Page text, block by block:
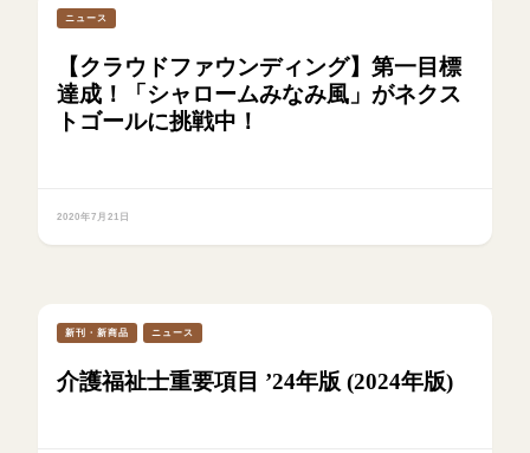
ニュース
【クラウドファウンディング】第一目標
達成！「シャロームみなみ風」がネクス
トゴールに挑戦中！
2020年7月21日
新刊・新商品 ニュース
介護福祉士重要項目 ’24年版 (2024年版)